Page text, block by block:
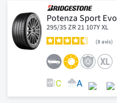
Potenza Sport Evo
295/35 ZR 21 107Y XL
8 avis